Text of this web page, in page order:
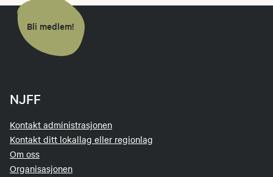
Bli medlem!
NJFF
Kontakt administrasjonen
Kontakt ditt lokallag eller regionlag
Om oss
Organisasjonen